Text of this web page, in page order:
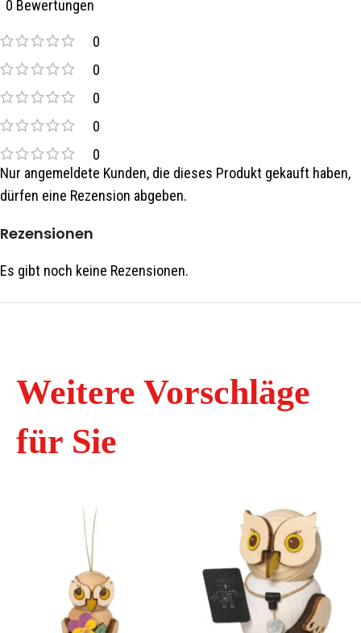
0 Bewertungen
0
0
0
0
0
Rezensionen
Es gibt noch keine Rezensionen.
Nur angemeldete Kunden, die dieses Produkt gekauft haben,
dürfen eine Rezension abgeben.
Weitere Vorschläge
für Sie